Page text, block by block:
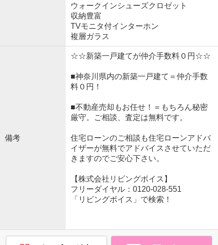
ウォークインシューズクロゼット
収納豊富
TVモニタ付インターホン
複層ガラス
備考
☆☆新築一戸建てが仲介手数料０円☆☆
■神奈川県内の新築一戸建て＝仲介手数
料０円！
■不動産売却もお任せ！＝もちろん秘密
厳守。ご相談、査定は無料です。
住宅ローンのご相談も住宅ローンアドバ
イザーが無料でアドバイスさせていただ
きますのでご安心下さい。
【株式会社リビングボイス】
フリーダイヤル：0120-028-551
「リビングボイス」で検索！